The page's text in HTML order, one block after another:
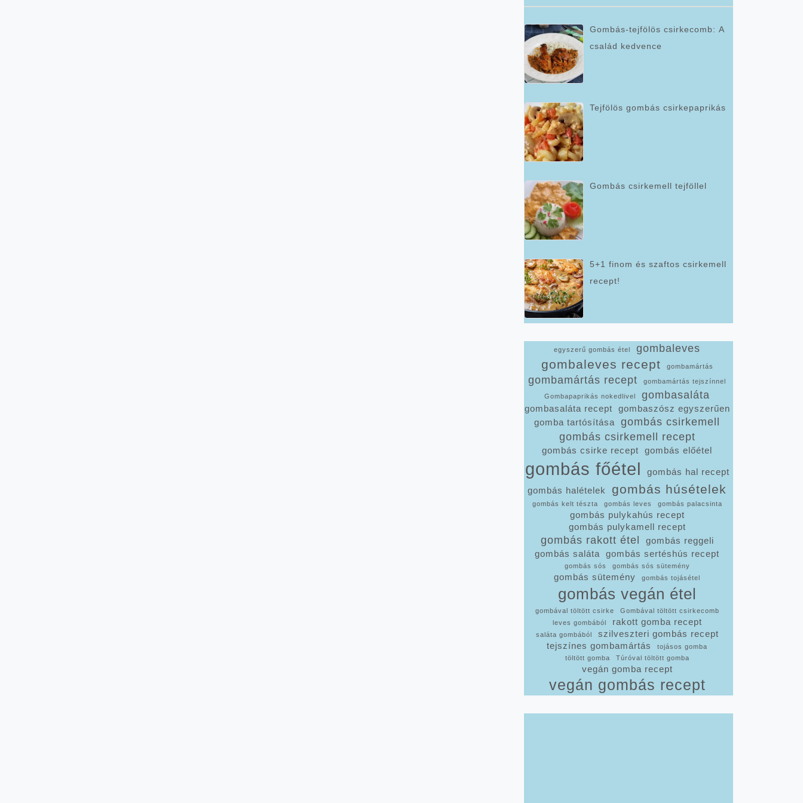
Gombás-tejfölös csirkecomb: A
család kedvence
Tejfölös gombás csirkepaprikás
Gombás csirkemell tejföllel
5+1 finom és szaftos csirkemell
recept!
egyszerű gombás étel gombaleves
gombaleves recept gombamártás
gombamártás recept gombamártás tejszínnel
Gombapaprikás nokedlivel gombasaláta
gombasaláta recept
gombaszósz egyszerűen
gomba tartósítása
gombás csirkemell
gombás csirkemell recept
gombás csirke recept gombás előétel
gombás főétel
gombás hal recept
gombás halételek
gombás húsételek
gombás kelt tészta gombás leves gombás palacsinta
gombás pulykahús recept
gombás pulykamell recept
gombás rakott étel
gombás reggeli
gombás saláta
gombás sertéshús recept
gombás sós gombás sós sütemény
gombás sütemény gombás tojásétel
gombás vegán étel
gombával töltött csirke
Gombával töltött csirkecomb
leves gombából
rakott gomba recept
saláta gombából
szilveszteri gombás recept
tejszínes gombamártás
tojásos gomba
töltött gomba
Túróval töltött gomba
vegán gomba recept
vegán gombás recept